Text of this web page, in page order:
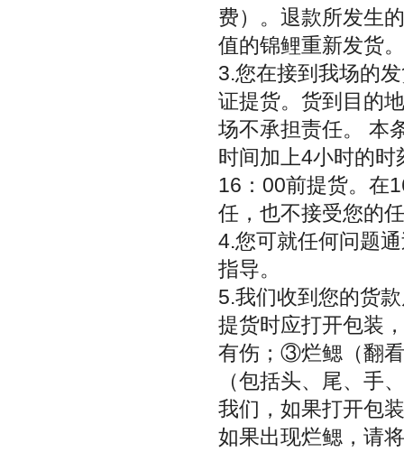
费）。退款所发生
值的锦鲤重新发货。
3.您在接到我场的
证提货。货到目的
场不承担责任。 本
时间加上4小时的
16：00前提货。在
任，也不接受您的
4.您可就任何问题
指导。
5.我们收到您的货
提货时应打开包装
有伤；③烂鳃（翻
（包括头、尾、手
我们，如果打开包
如果出现烂鳃，请